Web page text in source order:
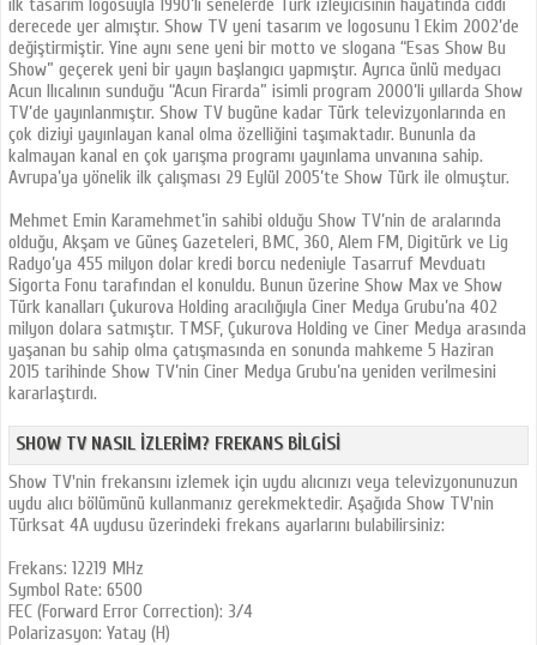
ilk tasarım logosuyla 1990’lı senelerde Türk izleyicisinin hayatında ciddi
derecede yer almıştır. Show TV yeni tasarım ve logosunu 1 Ekim 2002’de
değiştirmiştir. Yine aynı sene yeni bir motto ve slogana “Esas Show Bu
Show” geçerek yeni bir yayın başlangıcı yapmıştır. Ayrıca ünlü medyacı
Acun Ilıcalının sunduğu “Acun Firarda” isimli program 2000’li yıllarda Show
TV’de yayınlanmıştır. Show TV bugüne kadar Türk televizyonlarında en
çok diziyi yayınlayan kanal olma özelliğini taşımaktadır. Bununla da
kalmayan kanal en çok yarışma programı yayınlama unvanına sahip.
Avrupa’ya yönelik ilk çalışması 29 Eylül 2005’te Show Türk ile olmuştur.
Mehmet Emin Karamehmet’in sahibi olduğu Show TV’nin de aralarında
olduğu, Akşam ve Güneş Gazeteleri, BMC, 360, Alem FM, Digitürk ve Lig
Radyo’ya 455 milyon dolar kredi borcu nedeniyle Tasarruf Mevduatı
Sigorta Fonu tarafından el konuldu. Bunun üzerine Show Max ve Show
Türk kanalları Çukurova Holding aracılığıyla Ciner Medya Grubu’na 402
milyon dolara satmıştır. TMSF, Çukurova Holding ve Ciner Medya arasında
yaşanan bu sahip olma çatışmasında en sonunda mahkeme 5 Haziran
2015 tarihinde Show TV’nin Ciner Medya Grubu’na yeniden verilmesini
kararlaştırdı.
SHOW TV NASIL İZLERIM? FREKANS BILGISI
Show TV'nin frekansını izlemek için uydu alıcınızı veya televizyonunuzun
uydu alıcı bölümünü kullanmanız gerekmektedir. Aşağıda Show TV'nin
Türksat 4A uydusu üzerindeki frekans ayarlarını bulabilirsiniz:
Frekans: 12219 MHz
Symbol Rate: 6500
FEC (Forward Error Correction): 3/4
Polarizasyon: Yatay (H)